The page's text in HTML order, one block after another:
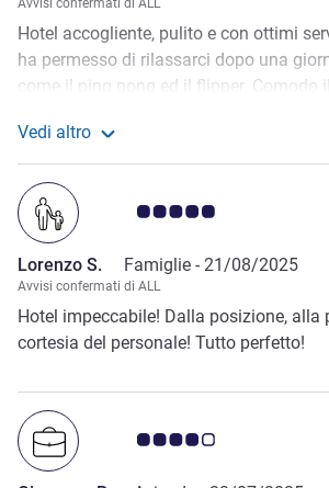
Avvisi confermati di ALL
Hotel accogliente, pulito e con ottimi
ha permesso di rilassarci dopo una
come il ping pong ed il flipper. Comodo
adeguatamente spaziosa. Buona
per il salato. Dispenser d'acqua su tutti i
pochi minuti dall'hotel, peccato che la
non sia molto frequentata, soprattutto la
Vedi altro
Giudizio clienti 5.0/5
Lorenzo S. Famiglie - 21/08/2025
Avvisi confermati di ALL
Hotel impeccabile! Dalla posizione, alla
cortesia del personale! Tutto perfetto!
Giudizio clienti 4.0/5